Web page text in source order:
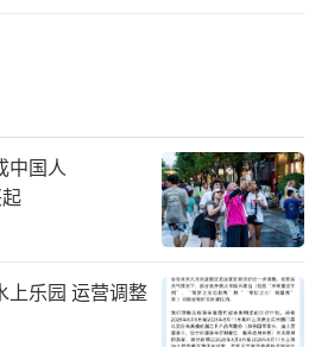
功能正是稳压和滤波。功耗越
中国人
上乐园 运营调整